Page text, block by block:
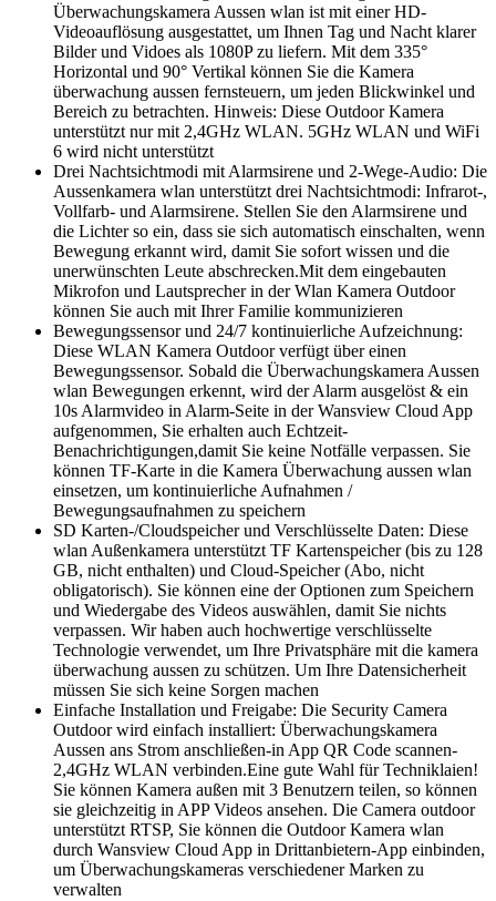
Überwachungskamera Aussen wlan ist mit einer HD-
Videoauflösung ausgestattet, um Ihnen Tag und Nacht klarer
Bilder und Vidoes als 1080P zu liefern. Mit dem 335°
Horizontal und 90° Vertikal können Sie die Kamera
überwachung aussen fernsteuern, um jeden Blickwinkel und
Bereich zu betrachten. Hinweis: Diese Outdoor Kamera
unterstützt nur mit 2,4GHz WLAN. 5GHz WLAN und WiFi
6 wird nicht unterstützt
Drei Nachtsichtmodi mit Alarmsirene und 2-Wege-Audio: Die
Aussenkamera wlan unterstützt drei Nachtsichtmodi: Infrarot-,
Vollfarb- und Alarmsirene. Stellen Sie den Alarmsirene und
die Lichter so ein, dass sie sich automatisch einschalten, wenn
Bewegung erkannt wird, damit Sie sofort wissen und die
unerwünschten Leute abschrecken.Mit dem eingebauten
Mikrofon und Lautsprecher in der Wlan Kamera Outdoor
können Sie auch mit Ihrer Familie kommunizieren
Bewegungssensor und 24/7 kontinuierliche Aufzeichnung:
Diese WLAN Kamera Outdoor verfügt über einen
Bewegungssensor. Sobald die Überwachungskamera Aussen
wlan Bewegungen erkennt, wird der Alarm ausgelöst & ein
10s Alarmvideo in Alarm-Seite in der Wansview Cloud App
aufgenommen, Sie erhalten auch Echtzeit-
Benachrichtigungen,damit Sie keine Notfälle verpassen. Sie
können TF-Karte in die Kamera Überwachung aussen wlan
einsetzen, um kontinuierliche Aufnahmen /
Bewegungsaufnahmen zu speichern
SD Karten-/Cloudspeicher und Verschlüsselte Daten: Diese
wlan Außenkamera unterstützt TF Kartenspeicher (bis zu 128
GB, nicht enthalten) und Cloud-Speicher (Abo, nicht
obligatorisch). Sie können eine der Optionen zum Speichern
und Wiedergabe des Videos auswählen, damit Sie nichts
verpassen. Wir haben auch hochwertige verschlüsselte
Technologie verwendet, um Ihre Privatsphäre mit die kamera
überwachung aussen zu schützen. Um Ihre Datensicherheit
müssen Sie sich keine Sorgen machen
Einfache Installation und Freigabe: Die Security Camera
Outdoor wird einfach installiert: Überwachungskamera
Aussen ans Strom anschließen-in App QR Code scannen-
2,4GHz WLAN verbinden.Eine gute Wahl für Techniklaien!
Sie können Kamera außen mit 3 Benutzern teilen, so können
sie gleichzeitig in APP Videos ansehen. Die Camera outdoor
unterstützt RTSP, Sie können die Outdoor Kamera wlan
durch Wansview Cloud App in Drittanbietern-App einbinden,
um Überwachungskameras verschiedener Marken zu
verwalten